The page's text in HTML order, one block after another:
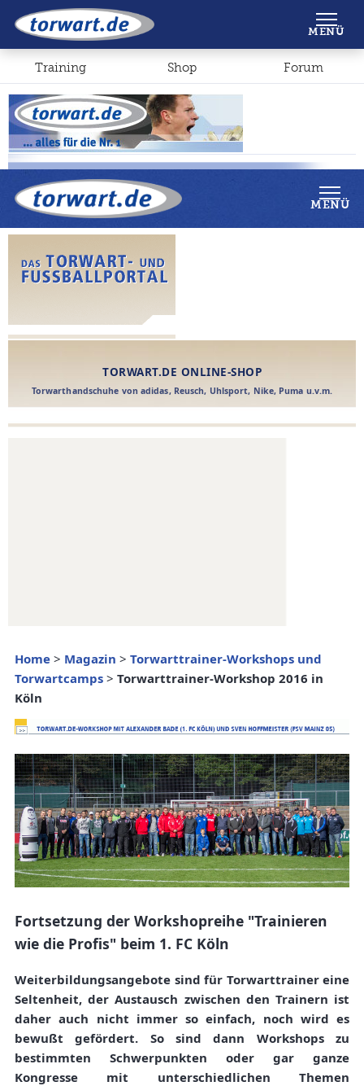
Shop Forum
MENÜ
Home > Magazin > Torwarttrainer-Workshops und
Torwartcamps > Torwarttrainer-Workshop 2016 in
Köln
Fortsetzung der Workshopreihe "Trainieren
wie die Profis" beim 1. FC Köln
Weiterbildungsangebote sind für Torwarttrainer eine
Seltenheit, der Austausch zwischen den Trainern ist
daher auch nicht immer so einfach, noch wird es
bewußt gefördert. So sind dann Workshops zu
bestimmten Schwerpunkten oder gar ganze
Kongresse mit unterschiedlichen Themen